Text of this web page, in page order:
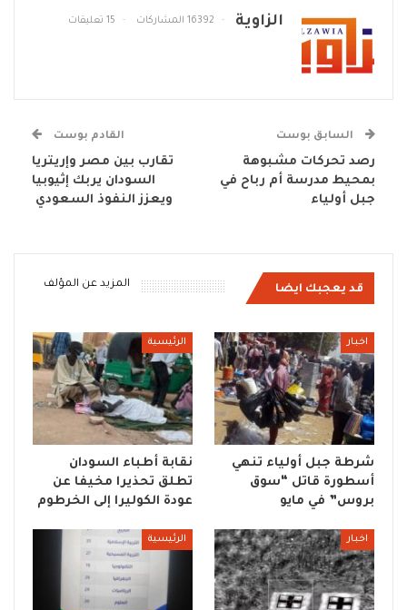
الزاوية 16392 المشاركات 15 تعليقات
السابق بوست
رصد تحركات مشبوهة
بمحيط مدرسة أم رباح في
جبل أولياء
القادم بوست
تقارب بين مصر وإريتريا
السودان يربك إثيوبيا
ويعزز النفوذ السعودي
قد يعجبك ايضا المزيد عن المؤلف
اخبار
شرطة جبل أولياء تنهي
أسطورة قاتل “سوق
بروس” في مايو
الرئيسية
نقابة أطباء السودان
تطلق تحذيرا مخيفا عن
عودة الكوليرا إلى الخرطوم
اخبار الرئيسية